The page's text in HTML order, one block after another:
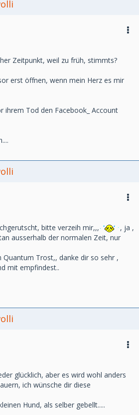
Zeitpunkt, weil zu früh, stimmts?
erst öffnen, wenn mein Herz es mir
ihrem Tod den Facebook_ Account
bitte verzeih mir,,,
, ja ,
ausserhalb der normalen Zeit, nur
Quantum Trost,, danke dir so sehr ,
mit empfindest..
glücklich, aber es wird wohl anders
ich wünsche dir diese
Hund, als selber gebellt.....